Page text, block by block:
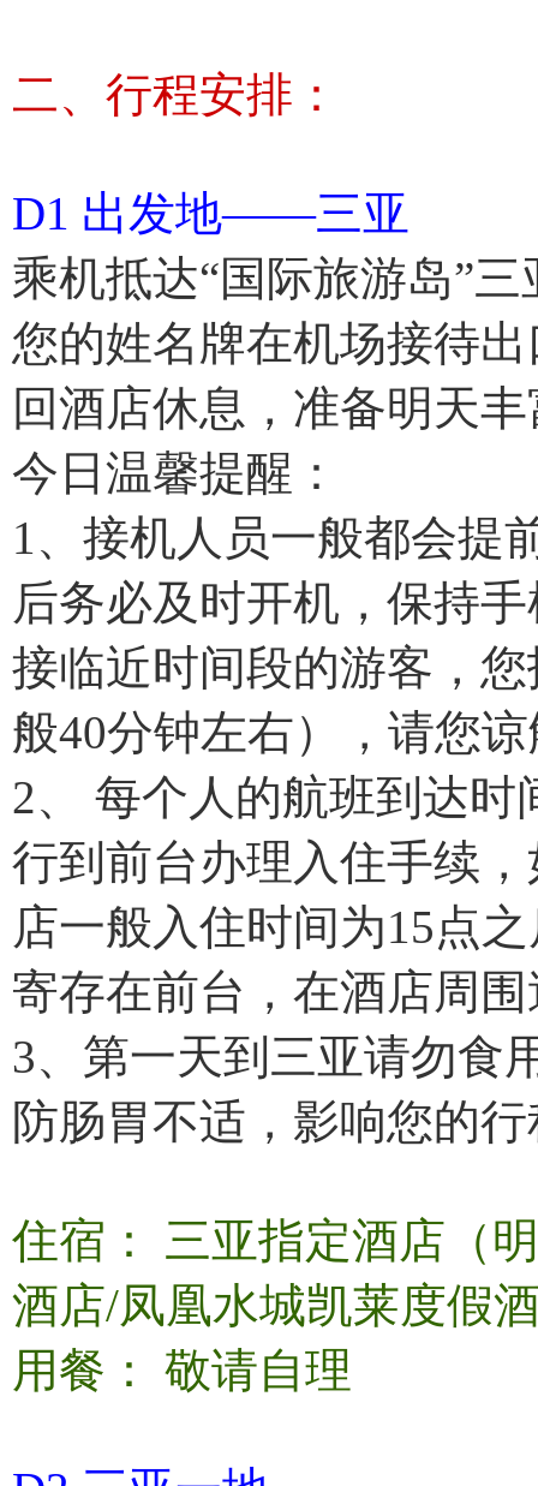
二、行程安排：
D1 出发地——三亚
乘机抵达“国际旅游岛”
您的姓名牌在机场接待
回酒店休息，准备明天
今日温馨提醒：
1、接机人员一般都会提
后务必及时开机，保持
接临近时间段的游客，
般40分钟左右），请您
2、 每个人的航班到达
行到前台办理入住手续
店一般入住时间为15点
寄存在前台，在酒店周
3、第一天到三亚请勿食
防肠胃不适，影响您的
住宿： 三亚指定酒店（
酒店/凤凰水城凯莱度假
用餐： 敬请自理